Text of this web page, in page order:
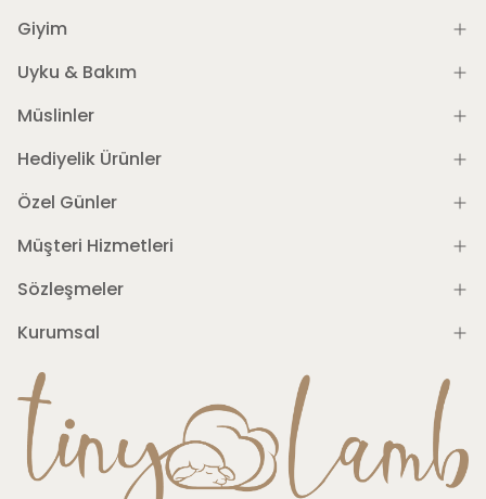
Giyim
Uyku & Bakım
Müslinler
Hediyelik Ürünler
Özel Günler
Müşteri Hizmetleri
Sözleşmeler
Kurumsal